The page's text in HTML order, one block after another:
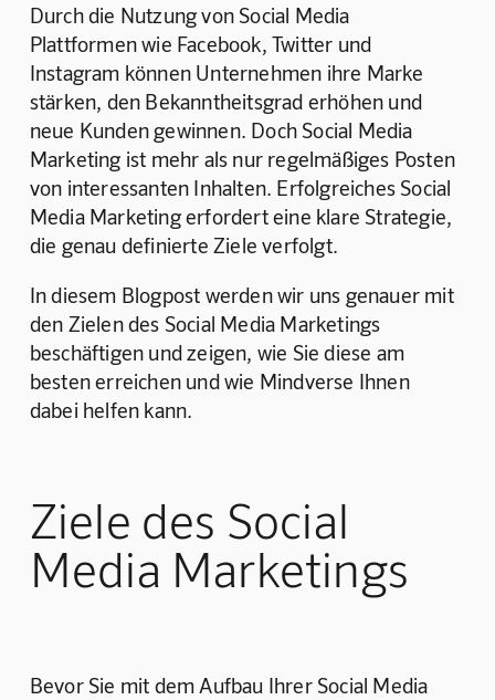
Durch die Nutzung von Social Media
Plattformen wie Facebook, Twitter und
Instagram können Unternehmen ihre Marke
stärken, den Bekanntheitsgrad erhöhen und
neue Kunden gewinnen. Doch Social Media
Marketing ist mehr als nur regelmäßiges Posten
von interessanten Inhalten. Erfolgreiches Social
Media Marketing erfordert eine klare Strategie,
die genau definierte Ziele verfolgt.
In diesem Blogpost werden wir uns genauer mit
den Zielen des Social Media Marketings
beschäftigen und zeigen, wie Sie diese am
besten erreichen und wie Mindverse Ihnen
dabei helfen kann.
Ziele des Social
Media Marketings
Bevor Sie mit dem Aufbau Ihrer Social Media